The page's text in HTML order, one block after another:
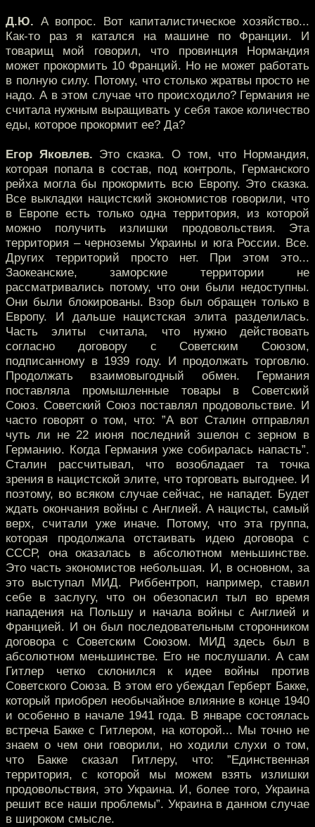
Д.Ю. А вопрос. Вот капиталистическое хозяйство...
Как-то раз я катался на машине по Франции. И
товарищ мой говорил, что провинция Нормандия
может прокормить 10 Франций. Но не может работать
в полную силу. Потому, что столько жратвы просто не
надо. А в этом случае что происходило? Германия не
считала нужным выращивать у себя такое количество
еды, которое прокормит ее? Да?
Егор Яковлев. Это сказка. О том, что Нормандия,
которая попала в состав, под контроль, Германского
рейха могла бы прокормить всю Европу. Это сказка.
Все выкладки нацистский экономистов говорили, что
в Европе есть только одна территория, из которой
можно получить излишки продовольствия. Эта
территория – черноземы Украины и юга России. Все.
Других территорий просто нет. При этом это...
Заокеанские, заморские территории не
рассматривались потому, что они были недоступны.
Они были блокированы. Взор был обращен только в
Европу. И дальше нацистская элита разделилась.
Часть элиты считала, что нужно действовать
согласно договору с Советским Союзом,
подписанному в 1939 году. И продолжать торговлю.
Продолжать взаимовыгодный обмен. Германия
поставляла промышленные товары в Советский
Союз. Советский Союз поставлял продовольствие. И
часто говорят о том, что: ”А вот Сталин отправлял
чуть ли не 22 июня последний эшелон с зерном в
Германию. Когда Германия уже собиралась напасть”.
Сталин рассчитывал, что возобладает та точка
зрения в нацистской элите, что торговать выгоднее. И
поэтому, во всяком случае сейчас, не нападет. Будет
ждать окончания войны с Англией. А нацисты, самый
верх, считали уже иначе. Потому, что эта группа,
которая продолжала отстаивать идею договора с
СССР, она оказалась в абсолютном меньшинстве.
Это часть экономистов небольшая. И, в основном, за
это выступал МИД. Риббентроп, например, ставил
себе в заслугу, что он обезопасил тыл во время
нападения на Польшу и начала войны с Англией и
Францией. И он был последовательным сторонником
договора с Советским Союзом. МИД здесь был в
абсолютном меньшинстве. Его не послушали. А сам
Гитлер четко склонился к идее войны против
Советского Союза. В этом его убеждал Герберт Бакке,
который приобрел необычайное влияние в конце 1940
и особенно в начале 1941 года. В январе состоялась
встреча Бакке с Гитлером, на которой... Мы точно не
знаем о чем они говорили, но ходили слухи о том,
что Бакке сказал Гитлеру, что: ”Единственная
территория, с которой мы можем взять излишки
продовольствия, это Украина. И, более того, Украина
решит все наши проблемы”. Украина в данном случае
в широком смысле.